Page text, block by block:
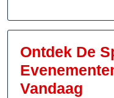
Ontdek De
Vandaag